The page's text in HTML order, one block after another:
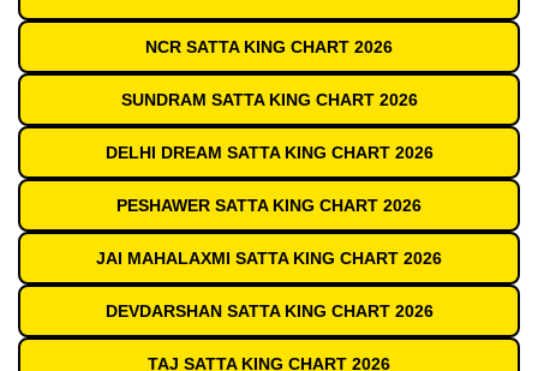
NCR SATTA KING CHART 2026
SUNDRAM SATTA KING CHART 2026
DELHI DREAM SATTA KING CHART 2026
PESHAWER SATTA KING CHART 2026
JAI MAHALAXMI SATTA KING CHART 2026
DEVDARSHAN SATTA KING CHART 2026
TAJ SATTA KING CHART 2026